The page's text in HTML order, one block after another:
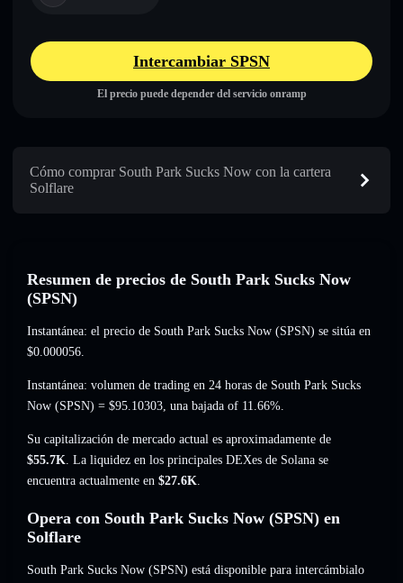
Intercambiar SPSN
El precio puede depender del servicio onramp
Cómo comprar South Park Sucks Now con la cartera
Solflare
Resumen de precios de South Park Sucks Now
(SPSN)
Instantánea: el precio de South Park Sucks Now (SPSN) se sitúa en
$0.000056.
Instantánea: volumen de trading en 24 horas de South Park Sucks
Now (SPSN) = $95.10303, una bajada of 11.66%.
Su capitalización de mercado actual es aproximadamente de
$55.7K. La liquidez en los principales DEXes de Solana se
encuentra actualmente en $27.6K.
Opera con South Park Sucks Now (SPSN) en
Solflare
South Park Sucks Now (SPSN) está disponible para intercámbialo